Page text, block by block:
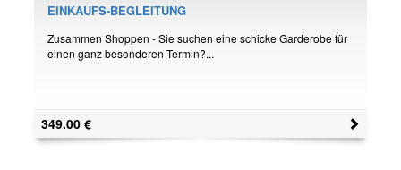
EINKAUFS-BEGLEITUNG
Zusammen Shoppen - Sie suchen eine schicke Garderobe für
einen ganz besonderen Termin?...
349.00 €